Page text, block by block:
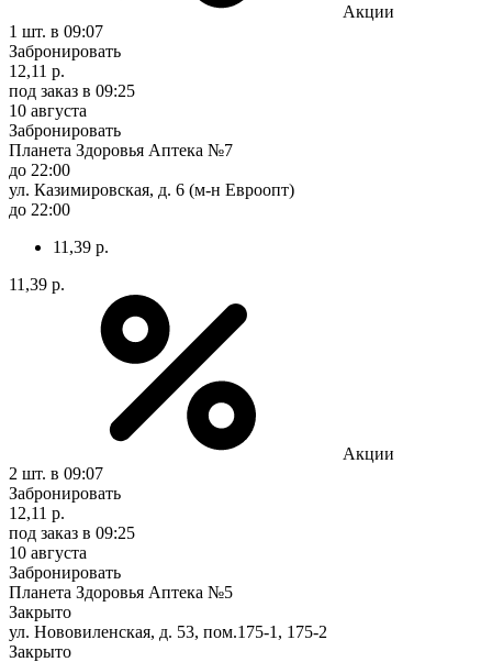
Акции
1 шт. в 09:07
Забронировать
12,11 р.
под заказ в 09:25
10 августа
Забронировать
Планета Здоровья Аптека №7
до 22:00
ул. Казимировская, д. 6 (м-н Евроопт)
до 22:00
11,39 р.
11,39 р.
Акции
2 шт. в 09:07
Забронировать
12,11 р.
под заказ в 09:25
10 августа
Забронировать
Планета Здоровья Аптека №5
Закрыто
ул. Нововиленская, д. 53, пом.175-1, 175-2
Закрыто